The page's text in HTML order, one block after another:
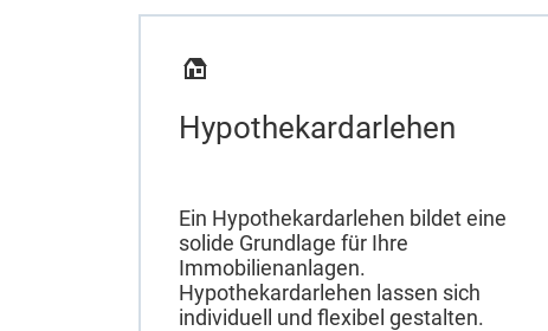
Hypothekardarlehen
Ein Hypothekardarlehen bildet eine
solide Grundlage für Ihre
Immobilienanlagen.
Hypothekardarlehen lassen sich
individuell und flexibel gestalten.